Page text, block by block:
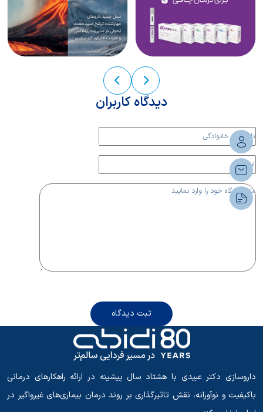
دیدگاه کاربران
ثبت دیدگاه
داروسازی دکتر عبیدی با هشتاد سال پیشینه در ارائه راهکارهای درمانی
باکیفیت و نوآورانه، نقش تاثیرگذاری بر روند درمان بیماری‌های غیرواگیر در